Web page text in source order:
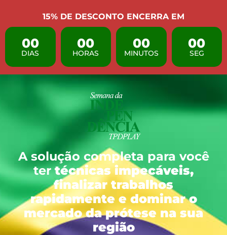
15% DE DESCONTO ENCERRA EM
00
DIAS
00
HORAS
00
MINUTOS
00
SEG
A solução completa para você
tertécnicas impecáveis,
finalizar trabalhos
rapidamente e dominar o
mercado da prótese na sua
região